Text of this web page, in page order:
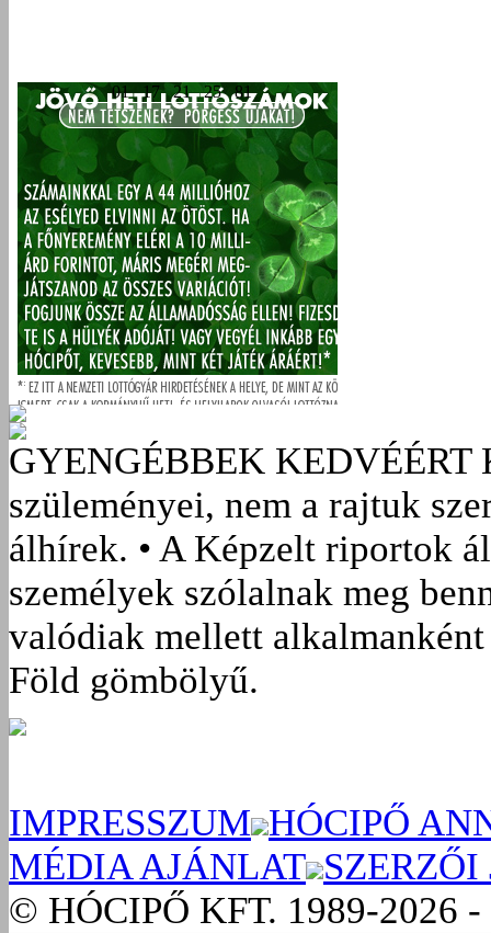
GYENGÉBBEK KEDVÉÉRT
szüleményei, nem a rajtuk
álhírek. • A Képzelt riportok
személyek szólalnak meg
valódiak mellett
Föld gömbölyű.
IMPRESSZUM HÓCIPŐ
MÉDIA AJÁNLAT SZERZŐI
© HÓCIPŐ KFT. 1989-2026